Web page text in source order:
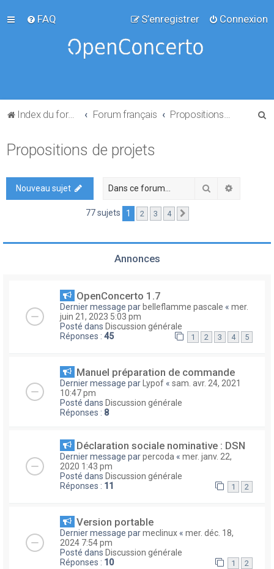
FAQ Connexion
S’enregistrer
Index du forum Forum français
Propositions de projets
Nouveau sujet Rechercher
77 sujets 1 2 3 4
Annonces
OpenConcerto 1.7
Dernier message par belleflamme pascale « mer.
juin 21, 2023 5:03 pm
Posté dans Discussion générale
Réponses : 45 1 2 3 4 5
Manuel préparation de commande
Dernier message par Lypof « sam. avr. 24, 2021
10:47 pm
Posté dans Discussion générale
Réponses : 8
Déclaration sociale nominative : DSN
Dernier message parpercoda « mer. janv. 22,
2020 1:43 pm
Posté dans Discussion générale
Réponses : 11 1 2
Version portable
Dernier message parmeclinux « mer. déc. 18,
2024 7:54 pm
Posté dans Discussion générale
Réponses : 10 1 2